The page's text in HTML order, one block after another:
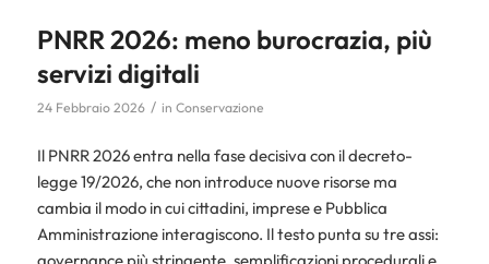
PNRR 2026: meno burocrazia, più
servizi digitali
24 Febbraio 2026 / in Conservazione
Il PNRR 2026 entra nella fase decisiva con il decreto-
legge 19/2026, che non introduce nuove risorse ma
cambia il modo in cui cittadini, imprese e Pubblica
Amministrazione interagiscono. Il testo punta su tre assi: